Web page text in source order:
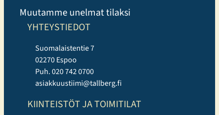
Muutamme unelmat tilaksi
YHTEYSTIEDOT
Suomalaistentie 7
02270 Espoo
Puh. 020 742 0700
asiakkuustiimi@tallberg.fi
KIINTEISTÖT JA TOIMITILAT